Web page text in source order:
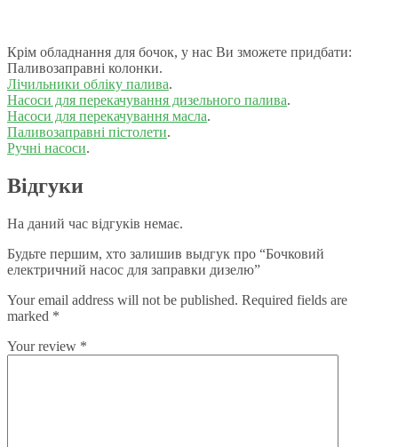
Крім обладнання для бочок, у нас Ви зможете придбати:
Паливозаправні колонки.
Лічильники обліку палива.
Насоси для перекачування дизельного палива.
Насоси для перекачування масла.
Паливозаправні пістолети.
Ручні насоси.
Відгуки
На даний час відгуків немає.
Будьте першим, хто залишив выдгук про “Бочковий
електричний насос для заправки дизелю”
Your email address will not be published. Required fields are
marked *
Your review *